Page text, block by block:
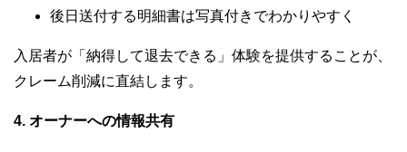
後日送付する明細書は写真付きでわかりやすく
入居者が「納得して退去できる」体験を提供することが、
クレーム削減に直結します。
4. オーナーへの情報共有